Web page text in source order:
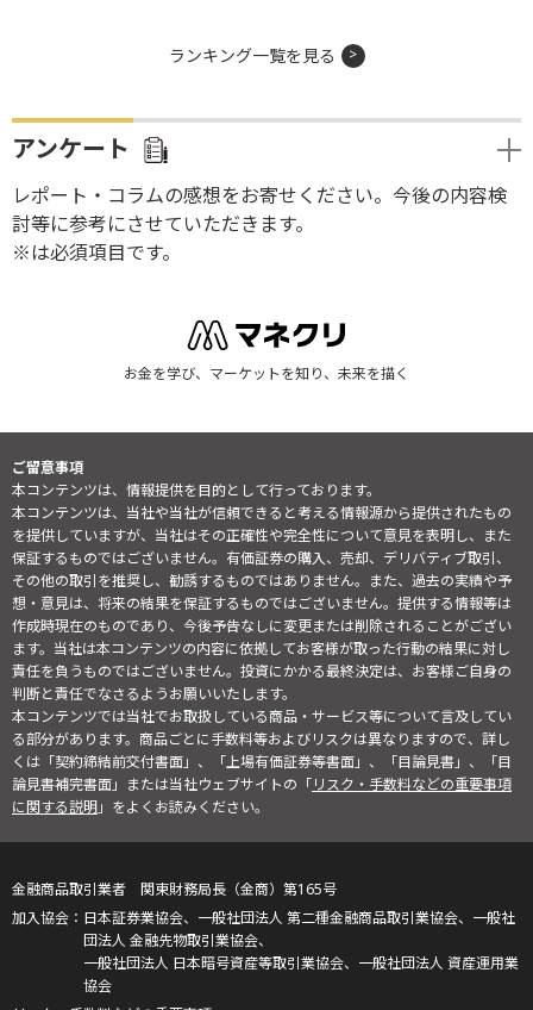
ランキング一覧を見る
アンケート
レポート・コラムの感想をお寄せください。今後の内容検
討等に参考にさせていただきます。
※は必須項目です。
お金を学び、マーケットを知り、未来を描く
ご留意事項
本コンテンツは、情報提供を目的として行っております。
本コンテンツは、当社や当社が信頼できると考える情報源から提供されたもの
を提供していますが、当社はその正確性や完全性について意見を表明し、また
保証するものではございません。有価証券の購入、売却、デリバティブ取引、
その他の取引を推奨し、勧誘するものではありません。また、過去の実績や予
想・意見は、将来の結果を保証するものではございません。提供する情報等は
作成時現在のものであり、今後予告なしに変更または削除されることがござい
ます。当社は本コンテンツの内容に依拠してお客様が取った行動の結果に対し
責任を負うものではございません。投資にかかる最終決定は、お客様ご自身の
判断と責任でなさるようお願いいたします。
本コンテンツでは当社でお取扱している商品・サービス等について言及してい
る部分があります。商品ごとに手数料等およびリスクは異なりますので、詳し
くは「契約締結前交付書面」、「上場有価証券等書面」、「目論見書」、「目
論見書補完書面」または当社ウェブサイトの「リスク・手数料などの重要事項
に関する説明」をよくお読みください。
金融商品取引業者 関東財務局長（金商）第165号
日本証券業協会、一般社団法人 第二種金融商品取引業協会、一般社
団法人 金融先物取引業協会、
一般社団法人 日本暗号資産等取引業協会、一般社団法人 資産運用業
協会